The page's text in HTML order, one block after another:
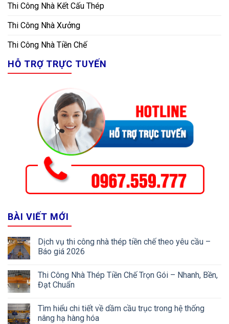
Thi Công Nhà Kết Cấu Thép
Thi Công Nhà Xưởng
Thi Công Nhà Tiền Chế
HỖ TRỢ TRỰC TUYẾN
BÀI VIẾT MỚI
Dịch vụ thi công nhà thép tiền chế theo yêu cầu –
Báo giá 2026
Thi Công Nhà Thép Tiền Chế Trọn Gói – Nhanh, Bền,
Đạt Chuẩn
Tìm hiểu chi tiết về dầm cầu trục trong hệ thống
nâng hạ hàng hóa